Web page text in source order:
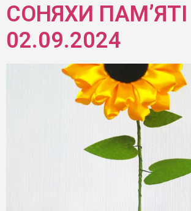
СОНЯХИ ПАМ’ЯТІ
02.09.2024